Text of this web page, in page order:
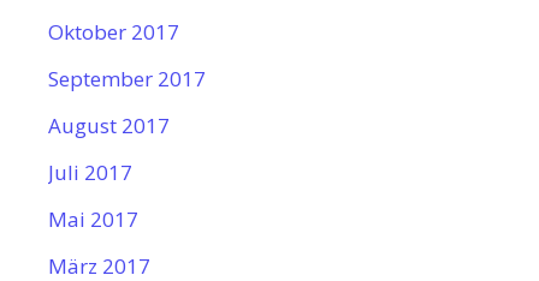
Oktober 2017
September 2017
August 2017
Juli 2017
Mai 2017
März 2017